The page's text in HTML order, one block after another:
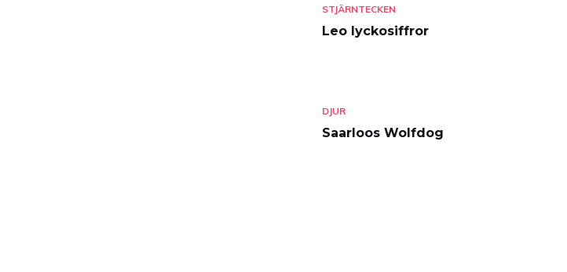
STJÄRNTECKEN
Leo lyckosiffror
DJUR
Saarloos Wolfdog